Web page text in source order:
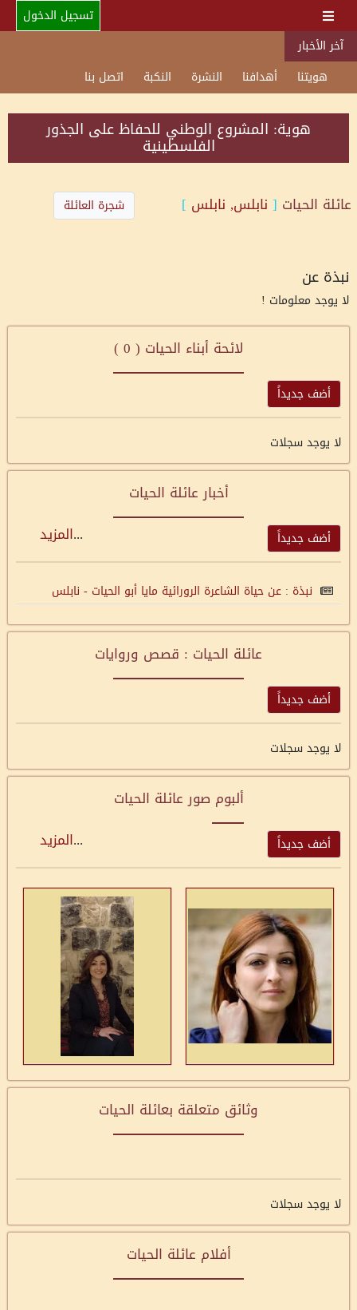
تسجيل الدخول
آخر الأخبار
هويتنا
أهدافنا النشرة النكبة اتصل بنا
هوية: المشروع الوطني للحفاظ على الجذور
الفلسطينية
عائلة الحيات [ نابلس, نابلس ] شجرة العائلة
نبذة عن
لا يوجد معلومات !
لائحة أبناء الحيات ( 0
)
أضف جديداً
لا يوجد سجلات
أخبار عائلة الحيات
أضف جديداً ...المزيد
نبذة : عن حياة الشاعرة الرورائية مايا أبو الحيات - نابلس
عائلة الحيات : قصص وروايات
أضف جديداً
لا يوجد سجلات
ألبوم صور عائلة الحيات
أضف جديداً ...المزيد
وثائق متعلقة بعائلة الحيات
لا يوجد سجلات
أفلام عائلة الحيات